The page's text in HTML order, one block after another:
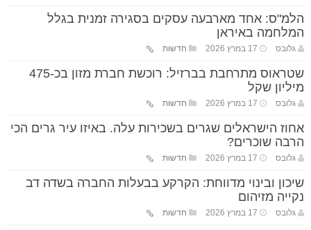
הלמ"ס: אחד מארבעה עסקים בסגירה זמנית בגלל
המלחמה באיראן
גלובס 17 במרץ 2026 חדשות
שטראוס מתרחבת בברזיל: רוכשת חברת מזון בכ-475
מיליון שקל
גלובס 17 במרץ 2026 חדשות
אחוז הישראלים שגרים בשכירות עלה. באיזו עיר גרים הכי
הרבה שוכרים?
גלובס 17 במרץ 2026 חדשות
שיכון ובינוי מדווחת: הקרקע בבעלות החברה בשדה דב
נקייה מזיהום
גלובס 17 במרץ 2026 חדשות